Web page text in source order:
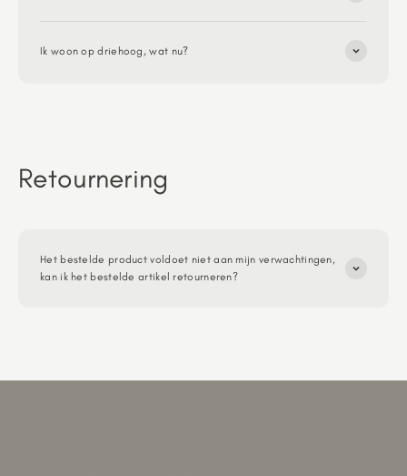
Ik woon op driehoog, wat nu?
Retournering
Het bestelde product voldoet niet aan mijn verwachtingen,
kan ik het bestelde artikel retourneren?